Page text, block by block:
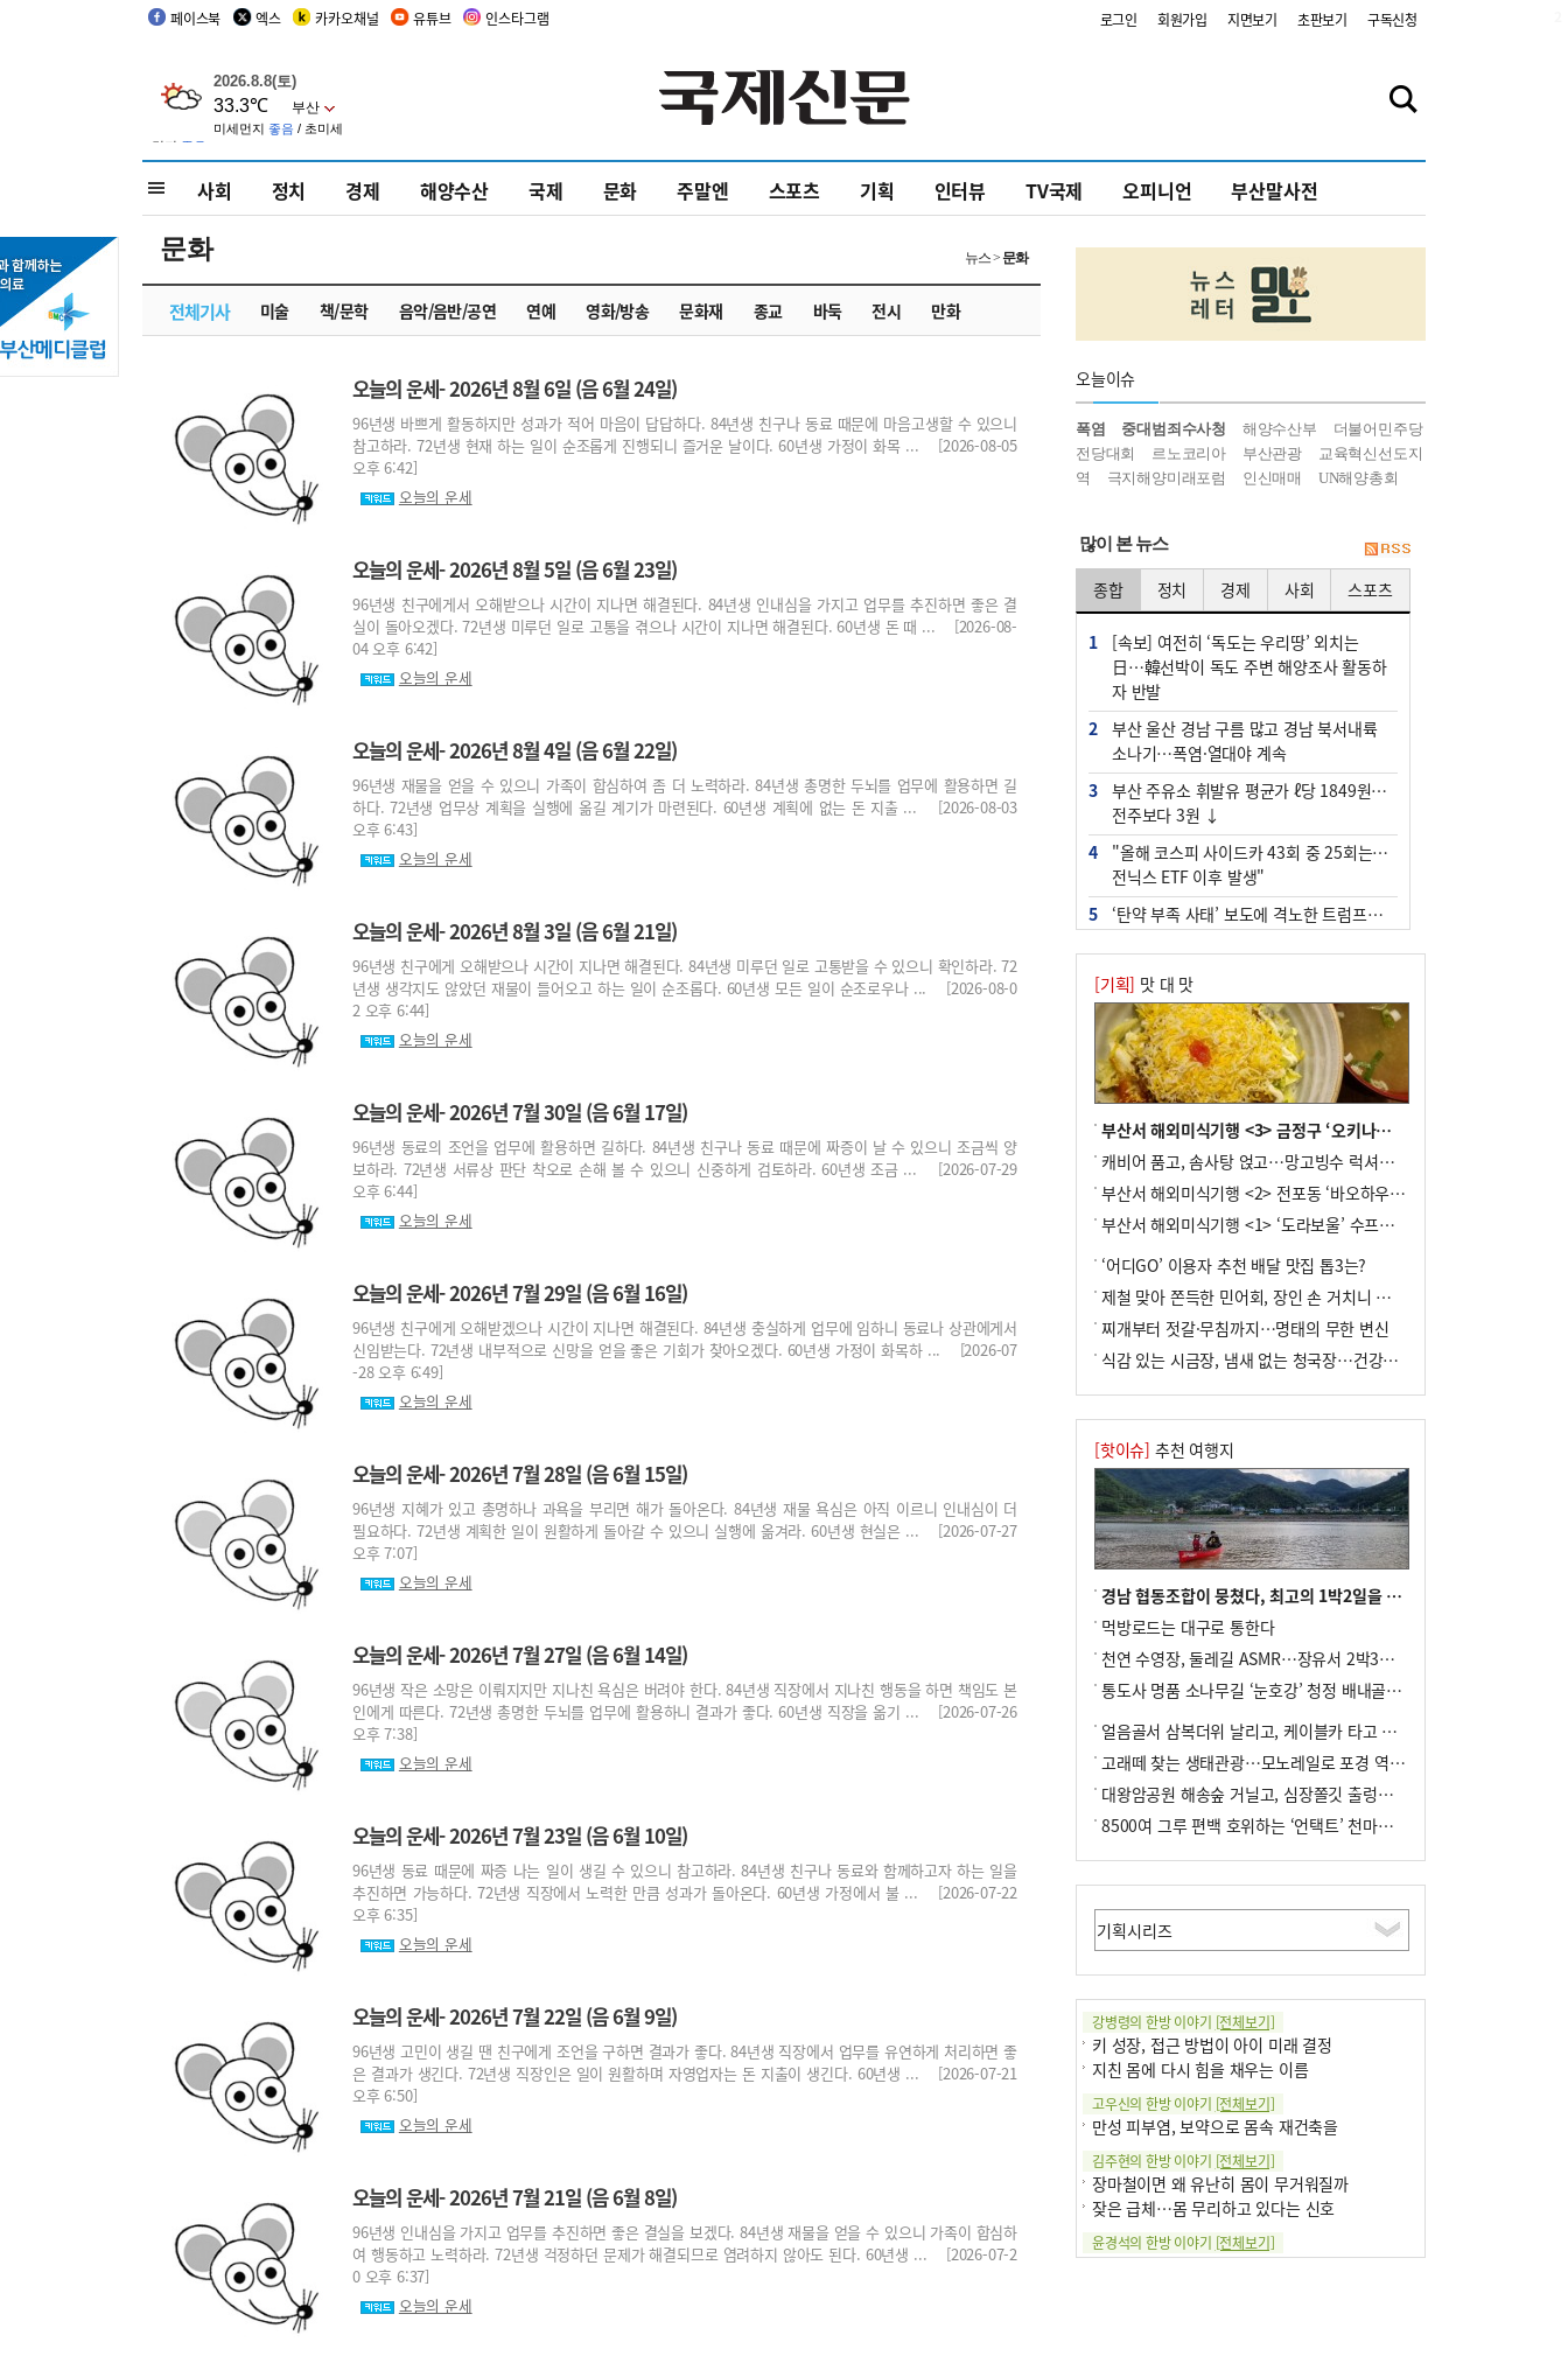
페이스북 엑스 카카오채널 유튜브 인스타그램 로그인 회원가입 지면보기 초판보기 구독신청
사회 정치 경제 해양수산 국제 문화 주말엔 스포츠 기획 인터뷰 TV국제 오피니언 부산말사전
전체기사 미술 책/문학 음악/음반/공연 연예 영화/방송 문화재 종교 바둑 전시 만화
문화 뉴스 >문화
오늘의 운세- 2026년 8월 6일 (음 6월 24일)
96년생 바쁘게 활동하지만 성과가 적어 마음이 답답하다. 84년생 친구나 동료 때문에 마음고생할 수 있으니
참고하라. 72년생 현재 하는 일이 순조롭게 진행되니 즐거운 날이다. 60년생 가정이 화목 ... [2026-08-05
오후 6:42]
오늘의 운세
오늘의 운세- 2026년 8월 5일 (음 6월 23일)
96년생 친구에게서 오해받으나 시간이 지나면 해결된다. 84년생 인내심을 가지고 업무를 추진하면 좋은 결
실이 돌아오겠다. 72년생 미루던 일로 고통을 겪으나 시간이 지나면 해결된다. 60년생 돈 때 ... [2026-08-
04 오후 6:42]
오늘의 운세
오늘의 운세- 2026년 8월 4일 (음 6월 22일)
96년생 재물을 얻을 수 있으니 가족이 합심하여 좀 더 노력하라. 84년생 총명한 두뇌를 업무에 활용하면 길
하다. 72년생 업무상 계획을 실행에 옮길 계기가 마련된다. 60년생 계획에 없는 돈 지출 ... [2026-08-03
오후 6:43]
오늘의 운세
오늘의 운세- 2026년 8월 3일 (음 6월 21일)
96년생 친구에게 오해받으나 시간이 지나면 해결된다. 84년생 미루던 일로 고통받을 수 있으니 확인하라. 72
년생 생각지도 않았던 재물이 들어오고 하는 일이 순조롭다. 60년생 모든 일이 순조로우나 ... [2026-08-0
2 오후 6:44]
오늘의 운세
오늘의 운세- 2026년 7월 30일 (음 6월 17일)
96년생 동료의 조언을 업무에 활용하면 길하다. 84년생 친구나 동료 때문에 짜증이 날 수 있으니 조금씩 양
보하라. 72년생 서류상 판단 착오로 손해 볼 수 있으니 신중하게 검토하라. 60년생 조금 ... [2026-07-29
오후 6:44]
오늘의 운세
오늘의 운세- 2026년 7월 29일 (음 6월 16일)
96년생 친구에게 오해받겠으나 시간이 지나면 해결된다. 84년생 충실하게 업무에 임하니 동료나 상관에게서
신임받는다. 72년생 내부적으로 신망을 얻을 좋은 기회가 찾아오겠다. 60년생 가정이 화목하 ... [2026-07
-28 오후 6:49]
오늘의 운세
오늘의 운세- 2026년 7월 28일 (음 6월 15일)
96년생 지혜가 있고 총명하나 과욕을 부리면 해가 돌아온다. 84년생 재물 욕심은 아직 이르니 인내심이 더
필요하다. 72년생 계획한 일이 원활하게 돌아갈 수 있으니 실행에 옮겨라. 60년생 현실은 ... [2026-07-27
오후 7:07]
오늘의 운세
오늘의 운세- 2026년 7월 27일 (음 6월 14일)
96년생 작은 소망은 이뤄지지만 지나친 욕심은 버려야 한다. 84년생 직장에서 지나친 행동을 하면 책임도 본
인에게 따른다. 72년생 총명한 두뇌를 업무에 활용하니 결과가 좋다. 60년생 직장을 옮기 ... [2026-07-26
오후 7:38]
오늘의 운세
오늘의 운세- 2026년 7월 23일 (음 6월 10일)
96년생 동료 때문에 짜증 나는 일이 생길 수 있으니 참고하라. 84년생 친구나 동료와 함께하고자 하는 일을
추진하면 가능하다. 72년생 직장에서 노력한 만큼 성과가 돌아온다. 60년생 가정에서 불 ... [2026-07-22
오후 6:35]
오늘의 운세
오늘의 운세- 2026년 7월 22일 (음 6월 9일)
96년생 고민이 생길 땐 친구에게 조언을 구하면 결과가 좋다. 84년생 직장에서 업무를 유연하게 처리하면 좋
은 결과가 생긴다. 72년생 직장인은 일이 원활하며 자영업자는 돈 지출이 생긴다. 60년생 ... [2026-07-21
오후 6:50]
오늘의 운세
오늘의 운세- 2026년 7월 21일 (음 6월 8일)
96년생 인내심을 가지고 업무를 추진하면 좋은 결실을 보겠다. 84년생 재물을 얻을 수 있으니 가족이 합심하
여 행동하고 노력하라. 72년생 걱정하던 문제가 해결되므로 염려하지 않아도 된다. 60년생 ... [2026-07-2
0 오후 6:37]
오늘의 운세
오늘이슈
폭염 중대범죄수사청 해양수산부
더불어민주당
전당대회
르노코리아 부산관광
교육혁신선도지
역
극지해양미래포럼 인신매매 UN해양총회
많이 본 뉴스
종합 정치 경제 사회 스포츠
1
[속보] 여전히 ‘독도는 우리땅’ 외치는
日…韓선박이 독도 주변 해양조사 활동하
자 반발
2
부산 울산 경남 구름 많고 경남 북서내륙
소나기…폭염·열대야 계속
3
부산 주유소 휘발유 평균가 ℓ당 1849원…
전주보다 3원 ↓
4
"올해 코스피 사이드카 43회 중 25회는 삼
전닉스 ETF 이후 발생"
5
‘탄약 부족 사태’ 보도에 격노한 트럼프…
6
[속보] ‘심판 성접대’ 논란 축구협회 공식
사과…“현재는 부적절 행위 없어”
7
부산 앞바다에 기름 425ℓ 유출한 러시아
화물선 적발
8
서울 중랑구서 흉기 난동…60대 남성 2명
사망
9
입추 지났지만 푹푹 찐다…온열질환자 10
년 만에 3배
10 [2026 부산청소년극지체험탐험대 현장르
[기획] 맛 대 맛
부산서 해외미식기행 <3> 금정구 ‘오키나와키친’
캐비어 품고, 솜사탕 얹고…망고빙수 럭셔리한 진화
부산서 해외미식기행 <2> 전포동 ‘바오하우스’
부산서 해외미식기행 <1> ‘도라보울’ 수프카레
‘어디GO’ 이용자 추천 배달 맛집 톱3는?
제철 맞아 쫀득한 민어회, 장인 손 거치니 味친 한상
찌개부터 젓갈·무침까지…명태의 무한 변신
식감 있는 시금장, 냄새 없는 청국장…건강한 발효 밥상
[핫이슈] 추천 여행지
경남 협동조합이 뭉쳤다, 최고의 1박2일을 위해
먹방로드는 대구로 통한다
천연 수영장, 둘레길 ASMR…장유서 2박3일 소확행
통도사 명품 소나무길 ‘눈호강’ 청정 배내골서 더위 싹
얼음골서 삼복더위 날리고, 케이블카 타고 신선놀음
고래떼 찾는 생태관광…모노레일로 포경 역사여행
대왕암공원 해송숲 거닐고, 심장쫄깃 출렁다리 건너봐
8500여 그루 편백 호위하는 ‘언택트’ 천마산 산림욕장
강병령의 한방 이야기 [전체보기]
키 성장, 접근 방법이 아이 미래 결정
지친 몸에 다시 힘을 채우는 이름
고우신의 한방 이야기 [전체보기]
만성 피부염, 보약으로 몸속 재건축을
김주현의 한방 이야기 [전체보기]
장마철이면 왜 유난히 몸이 무거워질까
잦은 급체…몸 무리하고 있다는 신호
윤경석의 한방 이야기 [전체보기]
땀 멈추려 하지 말고 원인부터 찾아야